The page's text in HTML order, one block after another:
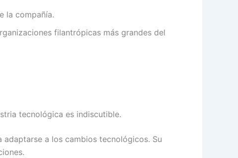
la compañía.
filantrópicas más grandes del
tecnológica es indiscutible.
a los cambios tecnológicos. Su